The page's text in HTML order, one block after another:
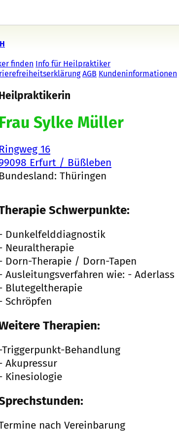
finden Info für Heilpraktiker
AGB Kundeninformationen
Frau Sylke Müller
Ringweg 16
Erfurt / Büßleben
Bundesland: Thüringen
Schwerpunkte:
Dunkelfelddiagnostik
Neuraltherapie
Dorn-Therapie / Dorn-Tapen
Ausleitungsverfahren wie: - Aderlass
Blutegeltherapie
Schröpfen
Therapien:
Triggerpunkt-Behandlung
Akupressur
Kinesiologie
nach Vereinbarung